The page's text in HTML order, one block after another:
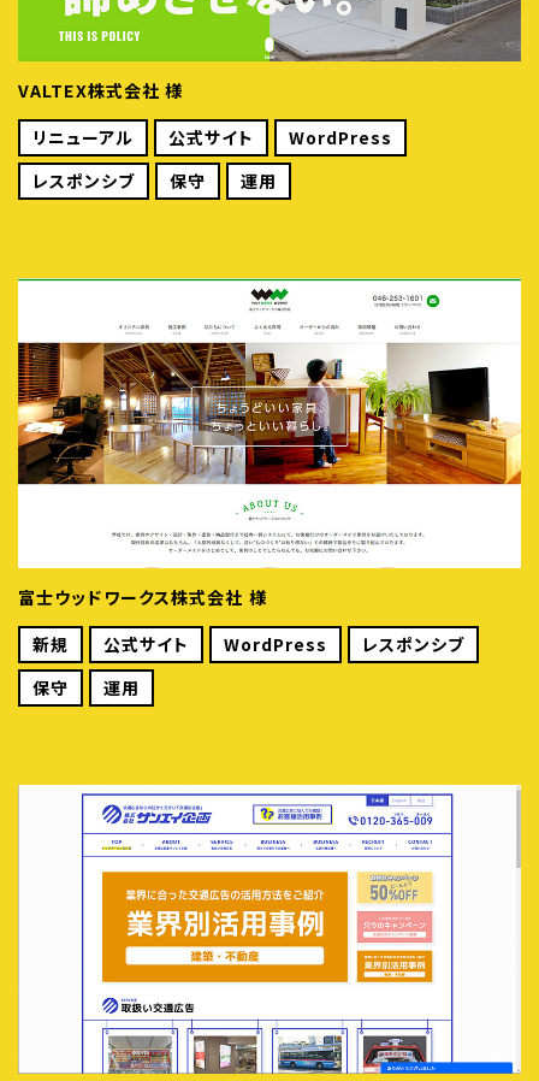
VALTEX株式会社 様
リニューアル
公式サイト
WordPress
レスポンシブ
保守 運用
富士ウッドワークス株式会社 様
新規
公式サイト WordPress
レスポンシブ
保守
運用